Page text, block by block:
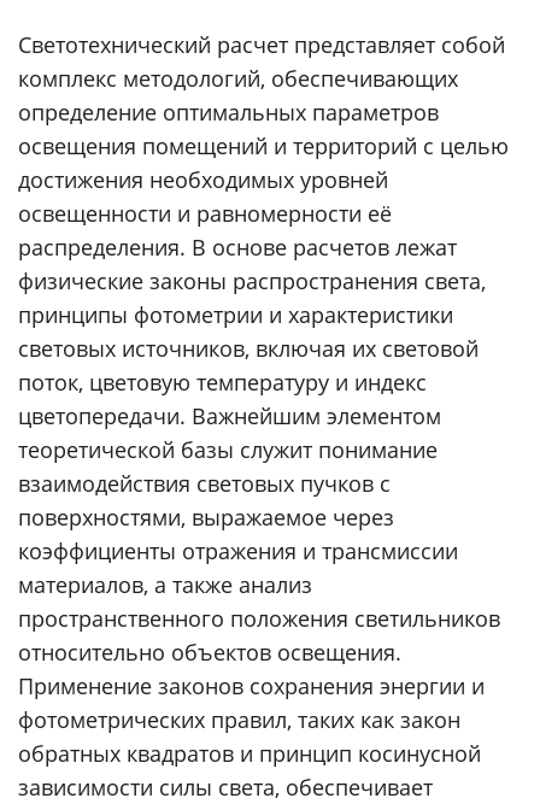
Светотехнический расчет представляет собой
комплекс методологий, обеспечивающих
определение оптимальных параметров
освещения помещений и территорий с целью
достижения необходимых уровней
освещенности и равномерности её
распределения. В основе расчетов лежат
физические законы распространения света,
принципы фотометрии и характеристики
световых источников, включая их световой
поток, цветовую температуру и индекс
цветопередачи. Важнейшим элементом
теоретической базы служит понимание
взаимодействия световых пучков с
поверхностями, выражаемое через
коэффициенты отражения и трансмиссии
материалов, а также анализ
пространственного положения светильников
относительно объектов освещения.
Применение законов сохранения энергии и
фотометрических правил, таких как закон
обратных квадратов и принцип косинусной
зависимости силы света, обеспечивает